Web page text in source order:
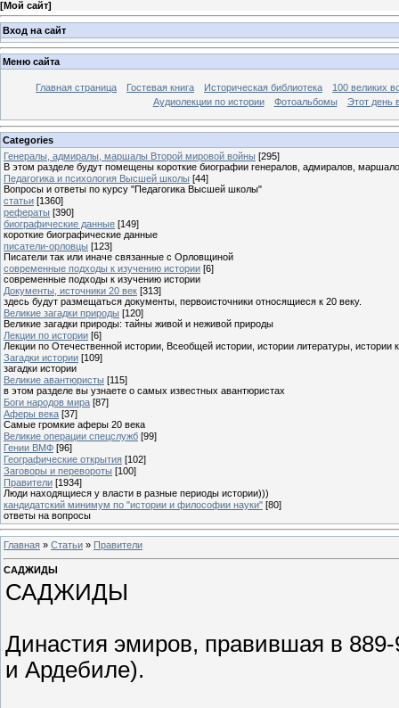
[Мой сайт]
Вход на сайт
Меню сайта
Главная страница Гостевая книга Историческая библиотека
100 великих
Аудиолекции по истории
Фотоальбомы Этот день
Categories
Генералы, адмиралы, маршалы Второй мировой войны [295]
В этом разделе будут помещены короткие биографии генералов, адмиралов,
Педагогика и психология Высшей школы [44]
Вопросы и ответы по курсу "Педагогика Высшей школы"
статьи [1360]
рефераты [390]
биографические данные [149]
короткие биографические данные
писатели-орловцы [123]
Писатели так или иначе связанные с Орловщиной
современные подходы к изучению истории [6]
современные подходы к изучению истории
Документы, источники 20 век [313]
здесь будут размещаться документы, первоисточники относящиеся к 20 веку.
Великие загадки природы [120]
Великие загадки природы: тайны живой и неживой природы
Лекции по истории [6]
Лекции по Отечественной истории, Всеобщей истории, истории литературы, истории
Загадки истории [109]
загадки истории
Великие авантюристы [115]
в этом разделе вы узнаете о самых известных авантюристах
Боги народов мира [87]
Аферы века [37]
Самые громкие аферы 20 века
Великие операции спецслужб [99]
Гении ВМФ [96]
Географические открытия [102]
Заговоры и перевороты [100]
Правители [1934]
Люди находящиеся у власти в разные периоды истории)))
кандидатский минимум по "истории и философии науки" [80]
ответы на вопросы
Главная » Статьи » Правители
САДЖИДЫ
САДЖИДЫ
Династия эмиров, правившая в
и Ардебиле).